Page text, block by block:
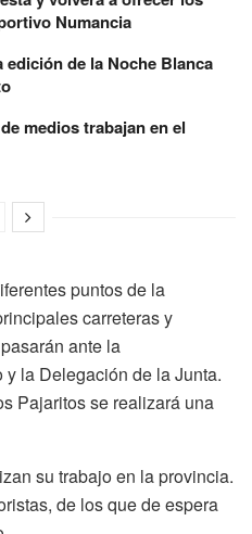
Numancia
de la Noche Blanca
medios trabajan en el
puntos de la
carreteras y
ante la
la Delegación de la Junta.
Pajaritos se realizará una
su trabajo en la provincia.
de los que de espera